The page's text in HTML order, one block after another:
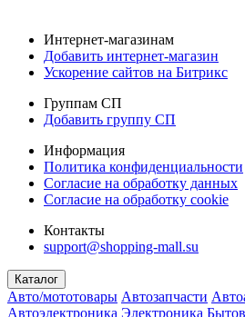
Интернет-магазинам
Добавить интернет-магазин
Ускорение сайтов на Битрикс
Группам СП
Добавить группу СП
Информация
Политика конфиденциальности
Согласие на обработку данных
Согласие на обработку cookie
Контакты
support@shopping-mall.su
Каталог
Авто/мототовары Автозапчасти
Автоэлектроника Электроника